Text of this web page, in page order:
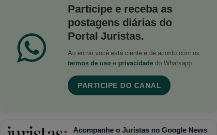
Participe e receba as
postagens diárias do
Portal Juristas.
Ao entrar você está ciente e de acordo com os
termos de uso e privacidade do Whatsapp.
PARTICIPE DO CANAL
Acompanhe o Juristas no Google News